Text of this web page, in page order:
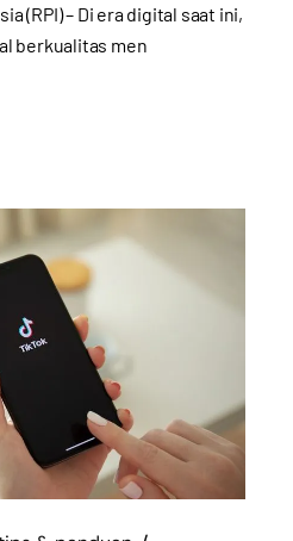
(RPI) – Di era digital saat ini,
berkualitas men